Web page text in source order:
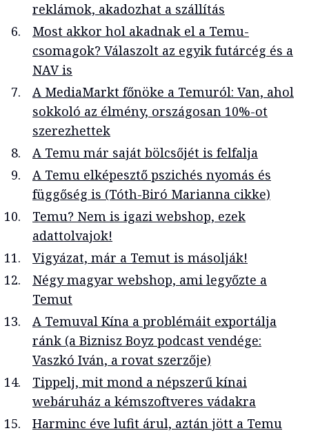
reklámok, akadozhat a szállítás
Most akkor hol akadnak el a Temu-
csomagok? Válaszolt az egyik futárcég és a
NAV is
A MediaMarkt főnöke a Temuról: Van, ahol
sokkoló az élmény, országosan 10%-ot
szerezhettek
A Temu már saját bölcsőjét is felfalja
A Temu elképesztő pszichés nyomás és
függőség is (Tóth-Biró Marianna cikke)
Temu? Nem is igazi webshop, ezek
adattolvajok!
Vigyázat, már a Temut is másolják!
Négy magyar webshop, ami legyőzte a
Temut
A Temuval Kína a problémáit exportálja
ránk (a Biznisz Boyz podcast vendége:
Vaszkó Iván, a rovat szerzője)
Tippelj, mit mond a népszerű kínai
webáruház a kémszoftveres vádakra
Harminc éve lufit árul, aztán jött a Temu